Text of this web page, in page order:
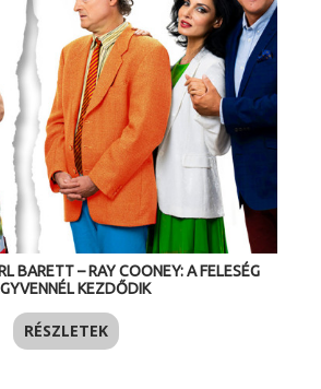
BARETT – RAY COONEY: A FELESÉG
KEZDŐDIK
RÉSZLETEK